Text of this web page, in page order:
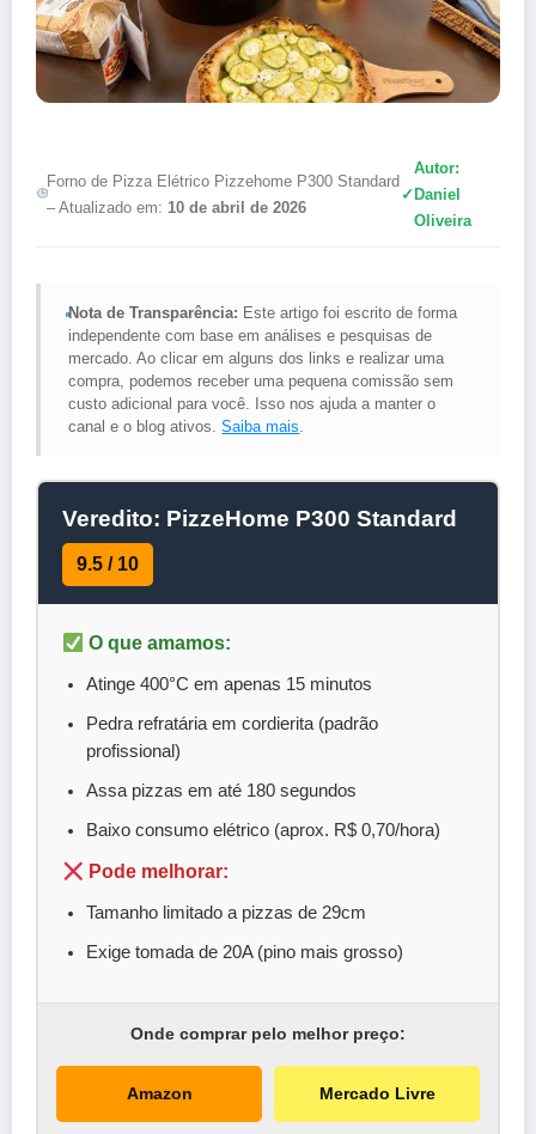
Forno de Pizza Elétrico Pizzehome P300 Standard
– Atualizado em: 10 de abril de 2026
✓
Autor:
Daniel
Oliveira
Nota de Transparência: Este artigo foi escrito de forma
independente com base em análises e pesquisas de
mercado. Ao clicar em alguns dos links e realizar uma
compra, podemos receber uma pequena comissão sem
custo adicional para você. Isso nos ajuda a manter o
canal e o blog ativos.Saiba mais.
Veredito: PizzeHome P300 Standard
9.5 / 10
O que amamos:
Atinge 400°C em apenas 15 minutos
Pedra refratária em cordierita (padrão
profissional)
Assa pizzas em até 180 segundos
Baixo consumo elétrico (aprox. R$ 0,70/hora)
Pode melhorar:
Tamanho limitado a pizzas de 29cm
Exige tomada de 20A (pino mais grosso)
Onde comprar pelo melhor preço:
Amazon Mercado Livre